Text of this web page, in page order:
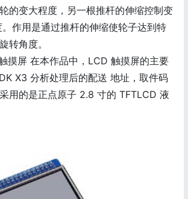
的变大程度，另一根推杆的伸缩控制变
作用是通过推杆的伸缩使轮子达到特
转角度。
摸屏 在本作品中，LCD 触摸屏的主要
X3 分析处理后的配送 地址，取件码
用的是正点原子 2.8 寸的 TFTLCD 液